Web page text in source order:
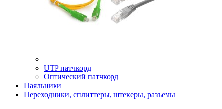
UTP патчкорд
Оптический патчкорд
Паяльники
Переходники, сплиттеры, штекеры, разъемы